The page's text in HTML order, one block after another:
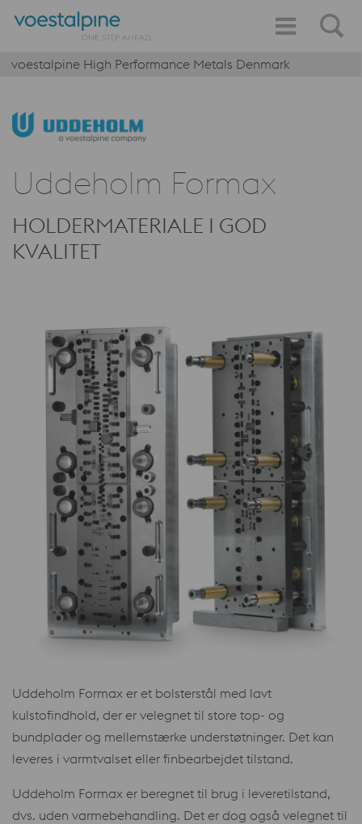
voestalpine High Performance Metals Denmark
Uddeholm Formax
HOLDERMATERIALE I GOD
KVALITET
Uddeholm Formax er et bolsterstål med lavt
kulstofindhold, der er velegnet til store top- og
bundplader og mellemstærke understøtninger. Det kan
leveres i varmtvalset eller finbearbejdet tilstand.
Uddeholm Formax er beregnet til brug i leveretilstand,
dvs. uden varmebehandling. Det er dog også velegnet til